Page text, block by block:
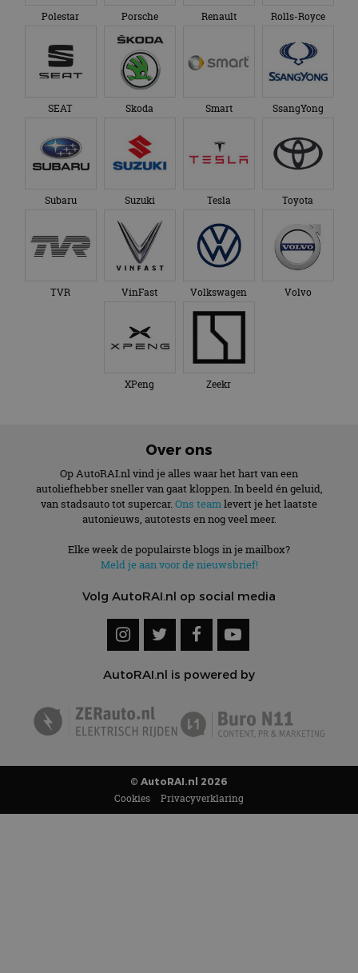
Polestar Porsche Renault Rolls-Royce
SEAT Skoda Smart SsangYong
Subaru Suzuki Tesla Toyota
TVR VinFast Volkswagen Volvo
XPeng Zeekr
Over ons
Op AutoRAI.nl vind je alles waar het hart van een
autoliefhebber sneller van gaat kloppen. In beeld én geluid,
van stadsauto tot supercar. Ons teamlevert je het laatste
autonieuws, autotests en nog veel meer.
Elke week de populairste blogs in je mailbox?
Meld je aan voor de nieuwsbrief!
Volg AutoRAI.nl op social media
AutoRAI.nl is powered by
© AutoRAI.nl 2026
Cookies Privacyverklaring